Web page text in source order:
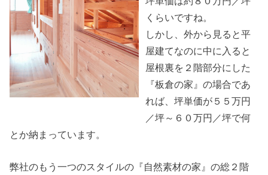
くらいですね。
しかし、外から見ると平
屋建てなのに中に入ると
屋根裏を２階部分にした
『板倉の家』の場合であ
れば、坪単価が５５万円
／坪～６０万円／坪で何
とか納まっています。
弊社のもう一つのスタイルの『自然素材の家』の総２階